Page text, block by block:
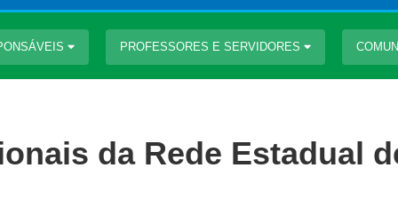
PROFESSORES E SERVIDORES
da Rede Estadual